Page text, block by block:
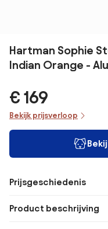
Hartman Sophie
Indian Orange -
€ 169
Bekijk prijsverloop
Prijsgeschiedenis
Product beschrijving